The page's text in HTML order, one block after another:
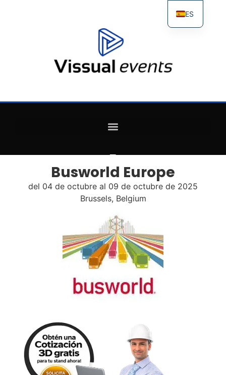
Busworld Europe
del 04 de octubre al 09 de octubre de 2025
Brussels, Belgium
ES
FR